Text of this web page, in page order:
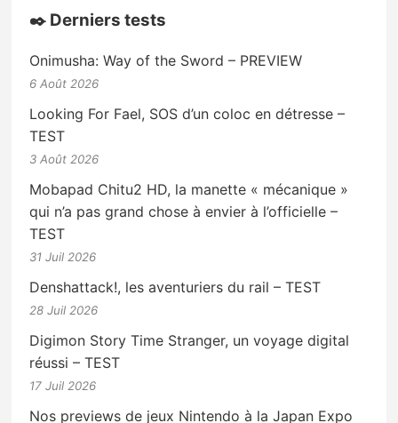
✒️ Derniers tests
Onimusha: Way of the Sword – PREVIEW
6 Août 2026
Looking For Fael, SOS d’un coloc en détresse –
TEST
3 Août 2026
Mobapad Chitu2 HD, la manette « mécanique »
qui n’a pas grand chose à envier à l’officielle –
TEST
31 Juil 2026
Denshattack!, les aventuriers du rail – TEST
28 Juil 2026
Digimon Story Time Stranger, un voyage digital
réussi – TEST
17 Juil 2026
Nos previews de jeux Nintendo à la Japan Expo